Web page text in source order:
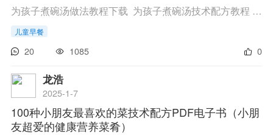
为孩子煮碗汤做法教程下载 为孩子煮碗汤技术配方教程 链接 点此进入百度网盘下载 提取 ...
儿童早餐
20 1085 0
龙浩
2025-1-7
100种小朋友最喜欢的菜技术配方PDF电子书（小朋
友超爱的健康营养菜肴）